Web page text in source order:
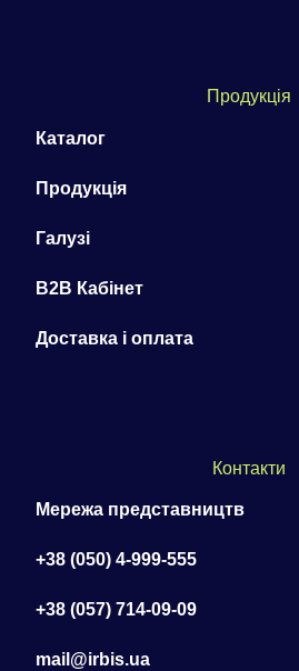
Продукція
Каталог
Продукція
Галузі
B2B Кабінет
Доставка і оплата
Контакти
Мережа представництв
+38 (050) 4-999-555
+38 (057) 714-09-09
mail@irbis.ua